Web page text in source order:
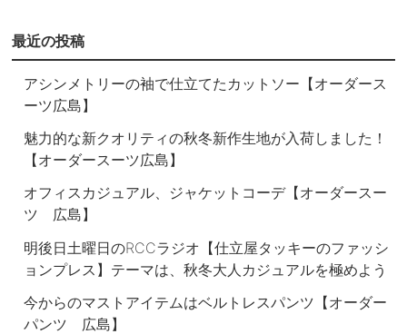
最近の投稿
アシンメトリーの袖で仕立てたカットソー【オーダース
ーツ広島】
魅力的な新クオリティの秋冬新作生地が入荷しました！
【オーダースーツ広島】
オフィスカジュアル、ジャケットコーデ【オーダースー
ツ 広島】
明後日土曜日のRCCラジオ【仕立屋タッキーのファッシ
ョンプレス】テーマは、秋冬大人カジュアルを極めよう
今からのマストアイテムはベルトレスパンツ【オーダー
パンツ 広島】